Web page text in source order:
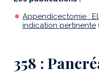
Appendicectomie :
indication pertinente
358 :